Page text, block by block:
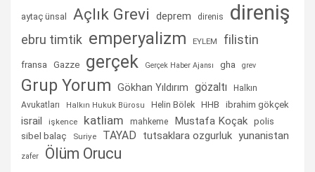
aytaç ünsal Açlık Grevi deprem direnis direniş
ebru timtik emperyalizm EYLEM filistin
fransa Gazze gerçek Gerçek Haber Ajansı gha grev
Grup Yorum Gökhan Yıldırım gözaltı
Halkın
Avukatları
Halkın Hukuk Bürosu Helin Bölek HHB ibrahim gökçek
israil işkence katliam mahkeme Mustafa Koçak polis
sibel balaç Suriye TAYAD tutsaklara ozgurluk yunanistan
zafer Ölüm Orucu